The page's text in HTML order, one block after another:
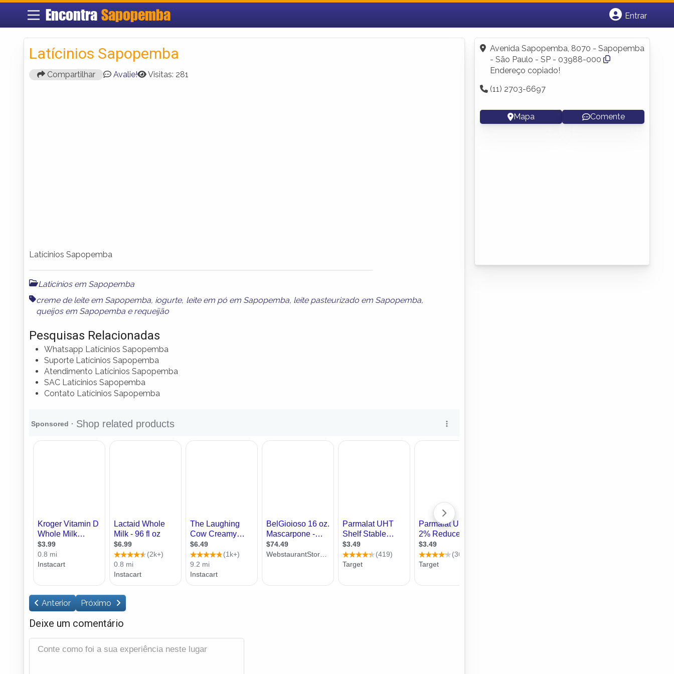
Encontra Sapopemba
Entrar
Fazer login
Criar conta
Latícinios Sapopemba
Compartilhar Avalie! Visitas: 281
Latícinios Sapopemba
Laticínios em Sapopemba
creme de leite em Sapopemba, iogurte, leite em pó em Sapopemba, leite pasteurizado em Sapopemba,
queijos em Sapopemba e requeijão
Pesquisas Relacionadas
Whatsapp Latícinios Sapopemba
Suporte Latícinios Sapopemba
Atendimento Latícinios Sapopemba
SAC Latícinios Sapopemba
Contato Latícinios Sapopemba
Anterior Próximo
Deixe um comentário
Avenida Sapopemba, 8070 - Sapopemba
- São Paulo - SP - 03988-000
Endereço copiado!
(11) 2703-6697
Mapa Comente